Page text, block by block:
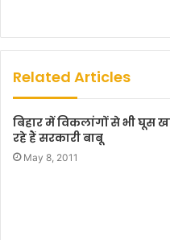
Related Articles
बिहार में विकलांगों से भी घूस
रहे हैं सरकारी बाबू
May 8, 2011